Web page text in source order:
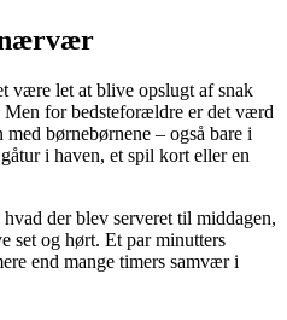
nærvær
være let at blive opslugt af snak
Men for bedsteforældre er det værd
børnebørnene – også bare i
i haven, et spil kort eller en
der blev serveret til middagen,
set og hørt. Et par minutters
end mange timers samvær i